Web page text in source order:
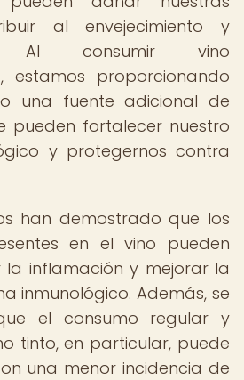
al envejecimiento y
Al consumir vino
estamos proporcionando
una fuente adicional de
pueden fortalecer nuestro
y protegernos contra
han demostrado que los
en el vino pueden
inflamación y mejorar la
inmunológico. Además, se
el consumo regular y
tinto, en particular, puede
una menor incidencia de